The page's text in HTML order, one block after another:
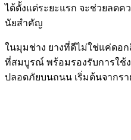
ได้ตั้งแต่ระยะแรก จะช่วยลดค
นัยสำคัญ
ในมุมช่าง ยางที่ดีไม่ใช่แค่ดอ
ที่สมบูรณ์ พร้อมรองรับการใช้
ปลอดภัยบนถนน เริ่มต้นจากรา